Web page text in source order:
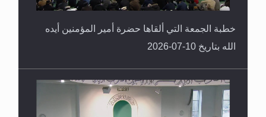
خطبة الجمعة التي ألقاها حضرة أمير المؤمنين أيده
الله بتاريخ 10-07-2026